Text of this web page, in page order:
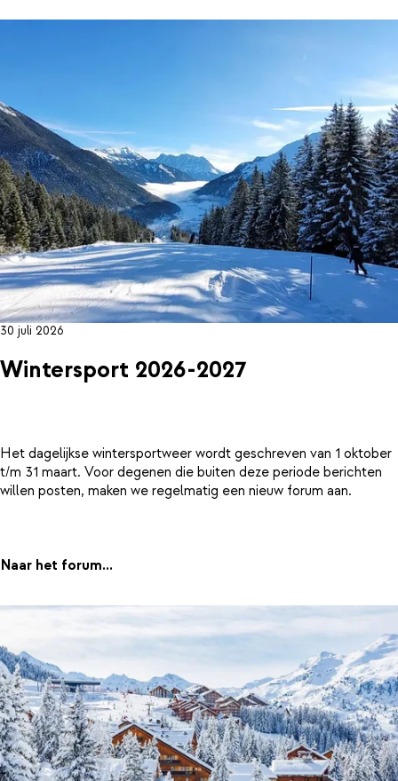
30 juli 2026
Wintersport 2026-2027
Het dagelijkse wintersportweer wordt geschreven van 1 oktober
t/m 31 maart. Voor degenen die buiten deze periode berichten
willen posten, maken we regelmatig een nieuw forum aan.
Naar het forum...